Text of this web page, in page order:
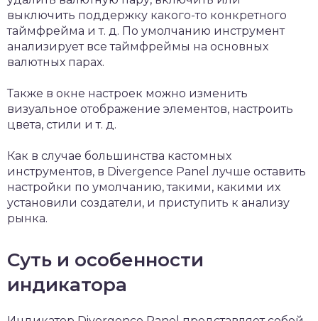
выключить поддержку какого-то конкретного
таймфрейма и т. д. По умолчанию инструмент
анализирует все таймфреймы на основных
валютных парах.
Также в окне настроек можно изменить
визуальное отображение элементов, настроить
цвета, стили и т. д.
Как в случае большинства кастомных
инструментов, в Divergence Panel лучше оставить
настройки по умолчанию, такими, какими их
установили создатели, и приступить к анализу
рынка.
Суть и особенности
индикатора